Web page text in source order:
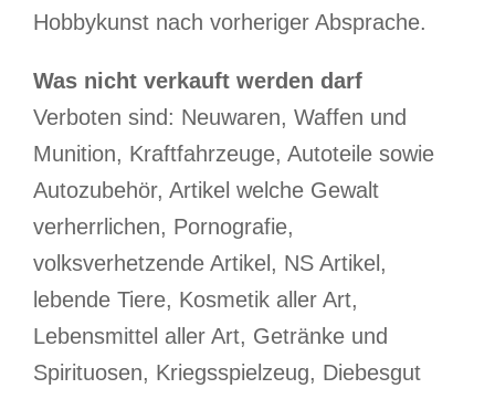
Hobbykunst nach vorheriger Absprache.
Was nicht verkauft werden darf
Verboten sind: Neuwaren, Waffen und
Munition, Kraftfahrzeuge, Autoteile sowie
Autozubehör, Artikel welche Gewalt
verherrlichen, Pornografie,
volksverhetzende Artikel, NS Artikel,
lebende Tiere, Kosmetik aller Art,
Lebensmittel aller Art, Getränke und
Spirituosen, Kriegsspielzeug, Diebesgut